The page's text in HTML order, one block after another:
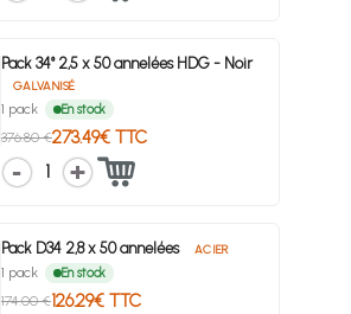
Pack 34° 2,5 x 50 annelées HDG - Noir
GALVANISÉ
1 pack En stock
376.80 €273.49€ TTC
1
Pack D34 2,8 x 50 annelées ACIER
1 pack En stock
174.00 €126.29€ TTC